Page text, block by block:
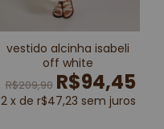
vestido alcinha isabeli
off white
R$209,90 R$94,45
2 x de r$47,23 sem juros